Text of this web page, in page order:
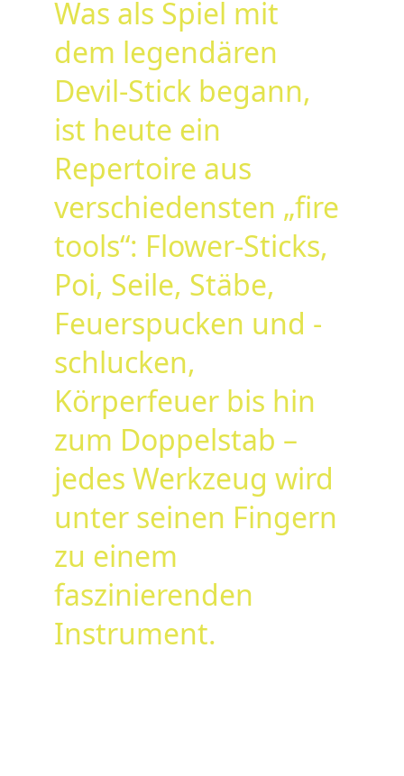
Was als Spiel mit
dem legendären
Devil-Stick begann,
ist heute ein
Repertoire aus
verschiedensten „fire
tools“: Flower-Sticks,
Poi, Seile, Stäbe,
Feuerspucken und -
schlucken,
Körperfeuer bis hin
zum Doppelstab –
jedes Werkzeug wird
unter seinen Fingern
zu einem
faszinierenden
Instrument.